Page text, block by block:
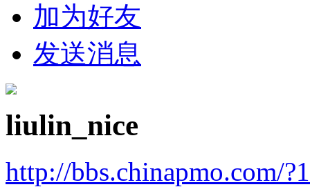
加为好友
发送消息
liulin_nice
http://bbs.chinapmo.com/